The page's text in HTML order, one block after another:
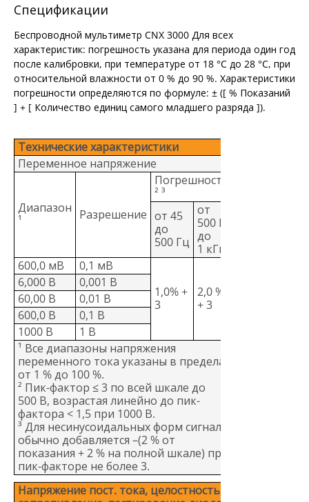
Спецификации
Беспроводной мультиметр CNX 3000 Для всех
характеристик: погрешность указана для периода один год
после калибровки, при температуре от 18 °C до 28 °C, при
относительной влажности от 0 % до 90 %. Характеристики
погрешности определяются по формуле: ± ([ % Показаний
] + [ Количество единиц самого младшего разряда ]).
Технические характеристики
Переменное напряжение
Диапазон
¹
Разрешение
Погрешность
² ³
от 45
до
500 Гц
от
500 Гц
до
1 кГц
600,0 мВ
0,1 мВ
1,0% +
3
2,0 %
+ 3
6,000 В
0,001 В
60,00 В
0,01 В
600,0 В
0,1 В
1000 В
1 В
¹ Все диапазоны напряжения
переменного тока указаны в пределах
от 1 % до 100 %.
² Пик-фактор ≤ 3 по всей шкале до
500 В, возрастая линейно до пик-
фактора < 1,5 при 1000 В.
³ Для несинусоидальных форм сигнала
обычно добавляется –(2 % от
показания + 2 % на полной шкале) при
пик-факторе не более 3.
Напряжение пост. тока, целостность,